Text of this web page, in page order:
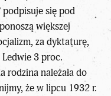
podpisuje się pod
większej
za dyktaturę,
3 proc.
rodzina należała do
że w lipcu 1932 r.